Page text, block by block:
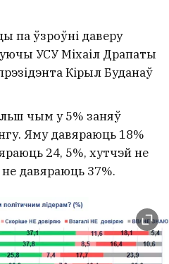
па ўзроўні даверу
УСУ Міхаіл Драпаты
Кірыл Буданаў
чым у 5% заняў
Яму давяраюць 18%
24, 5%, хутчэй не
не давяраюць 37%.